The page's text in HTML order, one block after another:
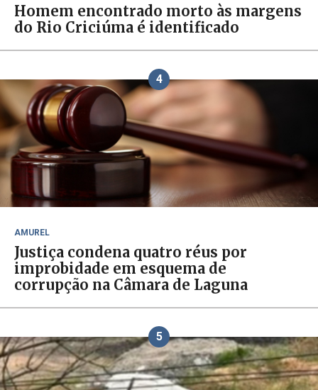
Homem encontrado morto às margens
do Rio Criciúma é identificado
4
AMUREL
Justiça condena quatro réus por
improbidade em esquema de
corrupção na Câmara de Laguna
5